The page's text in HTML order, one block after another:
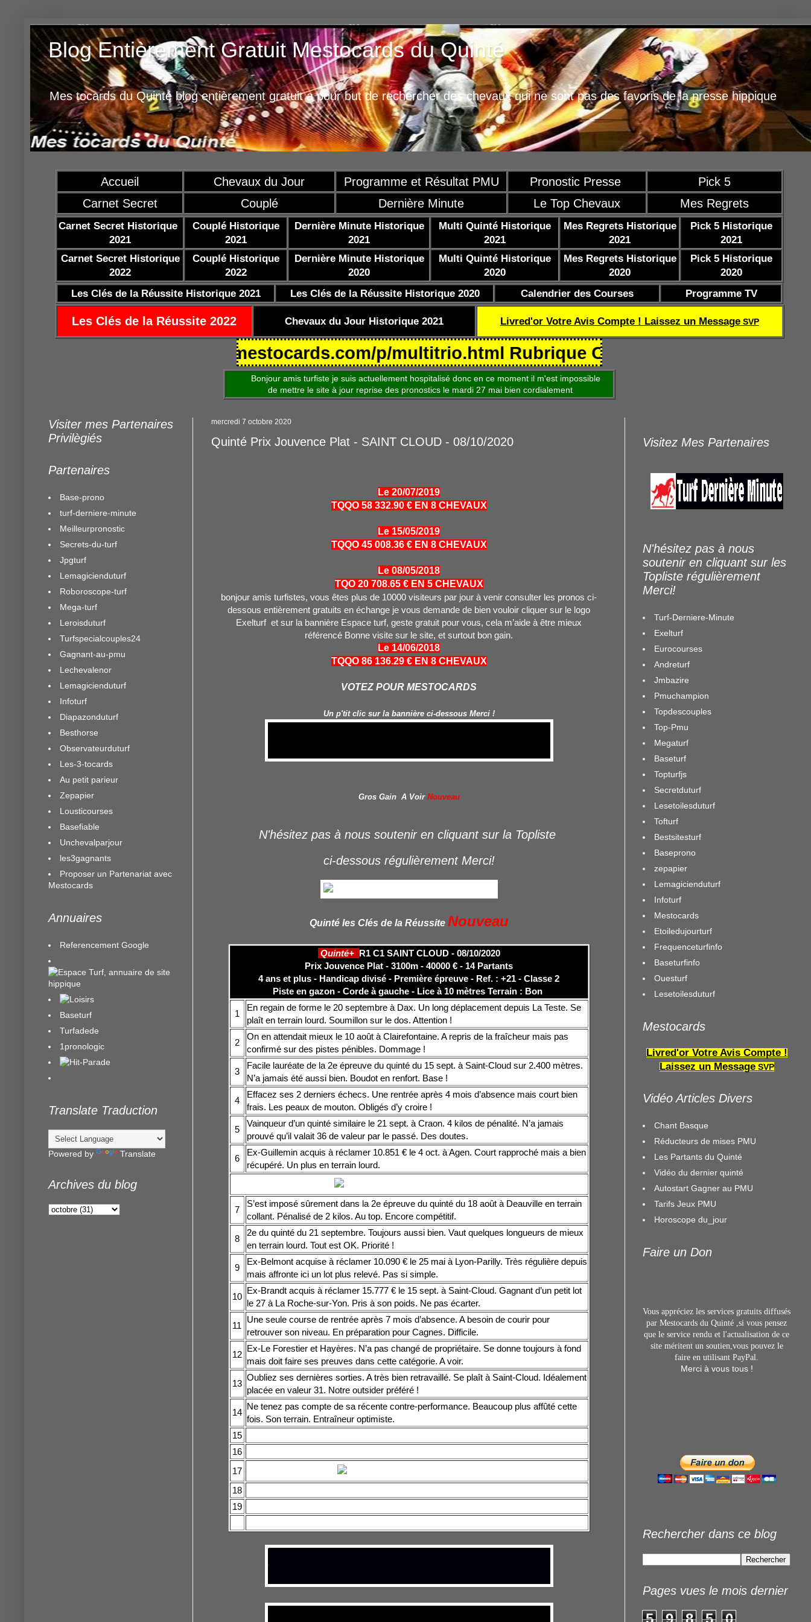
Blog Entièrement Gratuit Mestocards du Quinté
Mes tocards du Quinté blog entièrement gratuit a pour but de rechercher des chevaux qui ne sont pas des favoris de la presse hippique
Accueil Chevaux du Jour Programme et Résultat PMU Pronostic Presse
Pick 5
Carnet Secret
Couplé Dernière Minute Le Top Chevaux Mes Regrets
Carnet Secret Historique
2021
Couplé Historique
2021
Dernière Minute Historique
2021
Multi Quinté Historique
2021
Mes Regrets Historique
2021
Pick 5 Historique
2021
Carnet Secret Historique
2022
Couplé Historique
2022
Dernière Minute Historique
2020
Multi Quinté Historique
2020
Mes Regrets Historique
2020
Pick 5 Historique
2020
Les Clés de la Réussite Historique 2021
Les Clés de la Réussite Historique 2020 Calendrier des Courses Programme TV
Les Clés de la Réussite 2022 Chevaux du Jour Historique 2021 Livred'or Votre Avis Compte ! Laissez un MessageSVP
10/2021 https://www.mestocards.com/p/multitrio.html Rubrique Coef de réussite TQOQD 24
Bonjour amis turfiste je suis actuellement hospitalisé donc en ce moment il m'est impossible
de mettre le site à jour reprise des pronostics le mardi 27 mai bien cordialement
mercredi 7 octobre 2020
Quinté Prix Jouvence Plat - SAINT CLOUD - 08/10/2020
Le 20/07/2019
TQQO 58 332.90 € EN 8 CHEVAUX
Le 15/05/2019
TQQO 45 008.36 € EN 8 CHEVAUX
Le 08/05/2018
TQO 20 708.65 € EN 5 CHEVAUX
bonjour amis turfistes, vous êtes plus de 10000 visiteurs par jour à venir consulter les pronos ci-
dessous entièrement gratuits en échange je vous demande de bien vouloir cliquer sur le logo
Exelturf et sur la bannière Espace turf, geste gratuit pour vous, cela m’aide à être mieux
référencé Bonne visite sur le site, et surtout bon gain.
Le 14/06/2018
TQQO 86 136.29 € EN 8 CHEVAUX
VOTEZ POUR MESTOCARDS
Un p'tit clic sur la bannière ci-dessous Merci !
Gros Gain A Voir Nouveau
N'hésitez pas à nous soutenir en cliquant sur la Topliste
ci-dessous régulièrement Merci!
Quinté les Clés de la Réussite Nouveau
Quinté+ R1 C1 SAINT CLOUD - 08/10/2020
Prix Jouvence Plat - 3100m - 40000 € - 14 Partants
4 ans et plus - Handicap divisé - Première épreuve - Ref. : +21 - Classe 2
Piste en gazon - Corde à gauche - Lice à 10 mètres Terrain : Bon
1
En regain de forme le 20 septembre à Dax. Un long déplacement depuis La Teste. Se
plaît en terrain lourd. Soumillon sur le dos. Attention !
2
On en attendait mieux le 10 août à Clairefontaine. A repris de la fraîcheur mais pas
confirmé sur des pistes pénibles. Dommage !
3
Facile lauréate de la 2e épreuve du quinté du 15 sept. à Saint-Cloud sur 2.400 mètres.
N’a jamais été aussi bien. Boudot en renfort. Base !
4
Effacez ses 2 derniers échecs. Une rentrée après 4 mois d’absence mais court bien
frais. Les peaux de mouton. Obligés d’y croire !
5
Vainqueur d’un quinté similaire le 21 sept. à Craon. 4 kilos de pénalité. N’a jamais
prouvé qu’il valait 36 de valeur par le passé. Des doutes.
6
Ex-Guillemin acquis à réclamer 10.851 € le 4 oct. à Agen. Court rapproché mais a bien
récupéré. Un plus en terrain lourd.
7
S’est imposé sûrement dans la 2e épreuve du quinté du 18 août à Deauville en terrain
collant. Pénalisé de 2 kilos. Au top. Encore compétitif.
8
2e du quinté du 21 septembre. Toujours aussi bien. Vaut quelques longueurs de mieux
en terrain lourd. Tout est OK. Priorité !
9
Ex-Belmont acquise à réclamer 10.090 € le 25 mai à Lyon-Parilly. Très régulière depuis
mais affronte ici un lot plus relevé. Pas si simple.
10
Ex-Brandt acquis à réclamer 15.777 € le 15 sept. à Saint-Cloud. Gagnant d’un petit lot
le 27 à La Roche-sur-Yon. Pris à son poids. Ne pas écarter.
11
Une seule course de rentrée après 7 mois d’absence. A besoin de courir pour
retrouver son niveau. En préparation pour Cagnes. Difficile.
12
Ex-Le Forestier et Hayères. N’a pas changé de propriétaire. Se donne toujours à fond
mais doit faire ses preuves dans cette catégorie. A voir.
13
Oubliez ses dernières sorties. A très bien retravaillé. Se plaît à Saint-Cloud. Idéalement
placée en valeur 31. Notre outsider préféré !
14
Ne tenez pas compte de sa récente contre-performance. Beaucoup plus affûté cette
fois. Son terrain. Entraîneur optimiste.
15
16
17
18
19
Visiter mes Partenaires
Privilègiés
Partenaires
Base-prono
turf-derniere-minute
Meilleurpronostic
Secrets-du-turf
Jpgturf
Lemagicienduturf
Roboroscope-turf
Mega-turf
Leroisduturf
Turfspecialcouples24
Gagnant-au-pmu
Lechevalenor
Lemagicienduturf
Infoturf
Diapazonduturf
Besthorse
Observateurduturf
Les-3-tocards
Au petit parieur
Zepapier
Lousticourses
Basefiable
Unchevalparjour
les3gagnants
Proposer un Partenariat avec
Mestocards
Annuaires
Referencement Google
Baseturf
Turfadede
1pronologic
Translate Traduction
Powered by Translate
Archives du blog
Visitez Mes Partenaires
N'hésitez pas à nous
soutenir en cliquant sur les
Topliste régulièrement
Merci!
Turf-Derniere-Minute
Exelturf
Eurocourses
Andreturf
Jmbazire
Pmuchampion
Topdescouples
Top-Pmu
Megaturf
Baseturf
Topturfjs
Secretduturf
Lesetoilesduturf
Tofturf
Bestsitesturf
Baseprono
zepapier
Lemagicienduturf
Infoturf
Mestocards
Etoiledujourturf
Frequenceturfinfo
Baseturfinfo
Ouesturf
Lesetoilesduturf
Mestocards
Livred'or Votre Avis Compte !
Laissez un Message SVP
Vidéo Articles Divers
Chant Basque
Réducteurs de mises PMU
Les Partants du Quinté
Vidéo du dernier quinté
Autostart Gagner au PMU
Tarifs Jeux PMU
Horoscope du_jour
Faire un Don
Vous appréciez les services gratuits diffusés
par Mestocards du Quinté ,si vous pensez
que le service rendu et l'actualisation de ce
site méritent un soutien,vous pouvez le
faire en utilisant PayPal.
Merci à vous tous !
Rechercher dans ce blog
Pages vues le mois dernier
5 9 8 5 0